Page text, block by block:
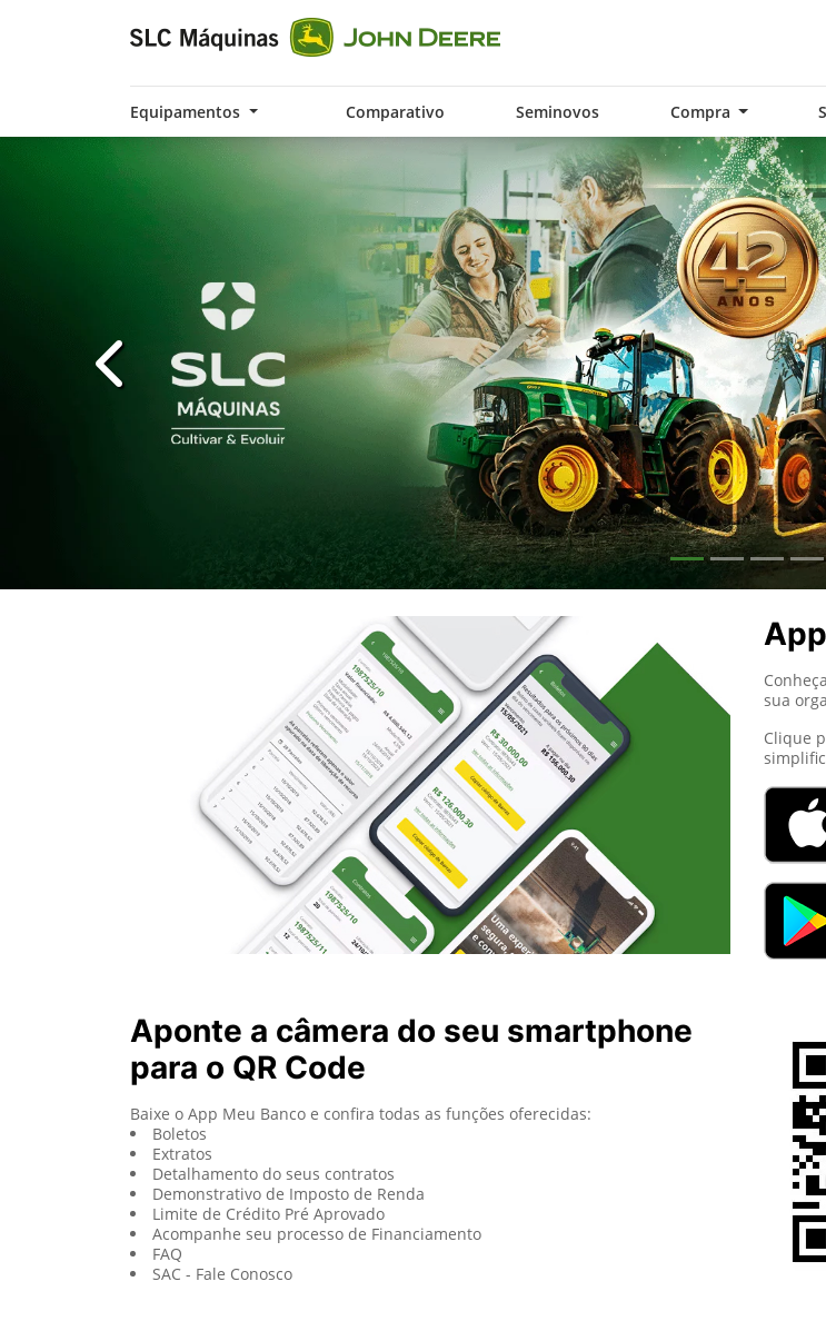
Equipamentos Comparativo Seminovos Compra
templates.template-01.components.carousel.texts.control_prev
sua
Clique
Aponte a câmera do seu smartphone
para o QR Code
Baixe o App Meu Banco e confira todas as funções oferecidas:
Boletos
Extratos
Detalhamento do seus contratos
Demonstrativo de Imposto de Renda
Limite de Crédito Pré Aprovado
Acompanhe seu processo de Financiamento
FAQ
SAC - Fale Conosco